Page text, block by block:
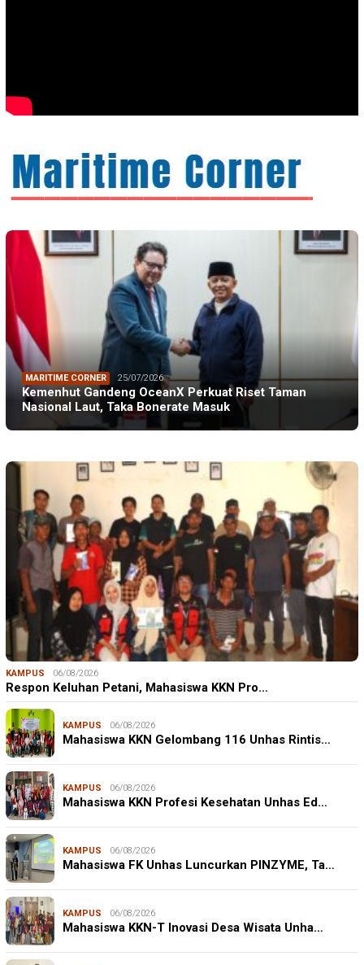
MARITIME CORNER 25/07/2026
Kemenhut Gandeng OceanX Perkuat Riset Taman
Nasional Laut, Taka Bonerate Masuk
KAMPUS 06/08/2026
Respon Keluhan Petani, Mahasiswa KKN Pro…
KAMPUS 06/08/2026
Mahasiswa KKN Gelombang 116 Unhas Rintis…
KAMPUS 06/08/2026
Mahasiswa KKN Profesi Kesehatan Unhas Ed…
KAMPUS 06/08/2026
Mahasiswa FK Unhas Luncurkan PINZYME, Ta…
KAMPUS 06/08/2026
Mahasiswa KKN-T Inovasi Desa Wisata Unha…